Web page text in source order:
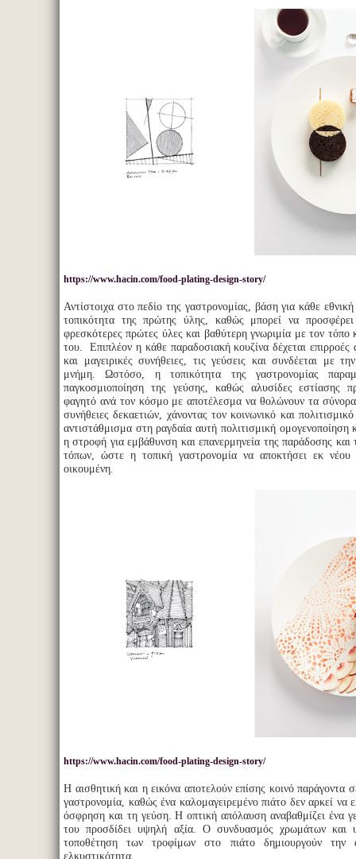
https://www.hacin.com/food-plating-design-story/
Αντίστοιχα στο πεδίο της γαστρονομίας, βάση για κάθε
τοπικότητα της πρώτης ύλης, καθώς μπορεί να προσφέρει
φρεσκότερες πρώτες ύλες και βαθύτερη γνωριμία με τον τόπο
του. Επιπλέον η κάθε παραδοσιακή κουζίνα δέχεται επιρροές
και μαγειρικές συνήθειες, τις γεύσεις και συνδέεται με
μνήμη. Ωστόσο, η τοπικότητα της γαστρονομίας
παγκοσμιοποίηση της γεύσης, καθώς αλυσίδες εστίασης
φαγητό ανά τον κόσμο με αποτέλεσμα να θολώνουν τα σύνορα
συνήθειες δεκαετιών, χάνοντας τον κοινωνικό και
αντιστάθμισμα στη ραγδαία αυτή πολιτισμική ομογενοποίηση
η στροφή για εμβάθυνση και επανερμηνεία της παράδοσης και
τόπων, ώστε η τοπική γαστρονομία να αποκτήσει εκ
οικουμένη.
https://www.hacin.com/food-plating-design-story/
Η αισθητική και η εικόνα αποτελούν επίσης κοινό παράγοντα
γαστρονομία, καθώς ένα καλομαγειρεμένο πιάτο δεν αρκεί να
όσφρηση και τη γεύση. Η οπτική απόλαυση αναβαθμίζει ένα
του προσδίδει υψηλή αξία. Ο συνδυασμός χρωμάτων
τοποθέτηση των τροφίμων στο πιάτο δημιουργούν την
ελκυστικότητα.